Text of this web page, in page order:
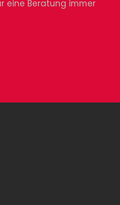
eine Beratung immer